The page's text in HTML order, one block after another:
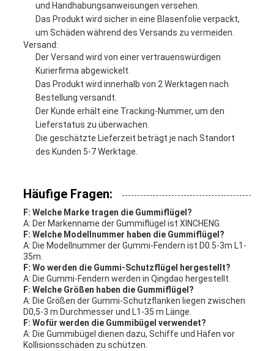
und Handhabungsanweisungen versehen.
Das Produkt wird sicher in eine Blasenfolie verpackt,
um Schäden während des Versands zu vermeiden.
Versand:
Der Versand wird von einer vertrauenswürdigen
Kurierfirma abgewickelt.
Das Produkt wird innerhalb von 2 Werktagen nach
Bestellung versandt.
Der Kunde erhält eine Tracking-Nummer, um den
Lieferstatus zu überwachen.
Die geschätzte Lieferzeit beträgt je nach Standort
des Kunden 5-7 Werktage.
Häufige Fragen:
F: Welche Marke tragen die Gummiflügel?
A: Der Markenname der Gummiflügel ist XINCHENG.
F: Welche Modellnummer haben die Gummiflügel?
A: Die Modellnummer der Gummi-Fendern ist D0.5-3m L1-
35m.
F: Wo werden die Gummi-Schutzflügel hergestellt?
A: Die Gummi-Fendern werden in Qingdao hergestellt.
F: Welche Größen haben die Gummiflügel?
A: Die Größen der Gummi-Schutzflanken liegen zwischen
D0,5-3 m Durchmesser und L1-35 m Länge.
F: Wofür werden die Gummibügel verwendet?
A: Die Gummibügel dienen dazu, Schiffe und Häfen vor
Kollisionsschäden zu schützen.